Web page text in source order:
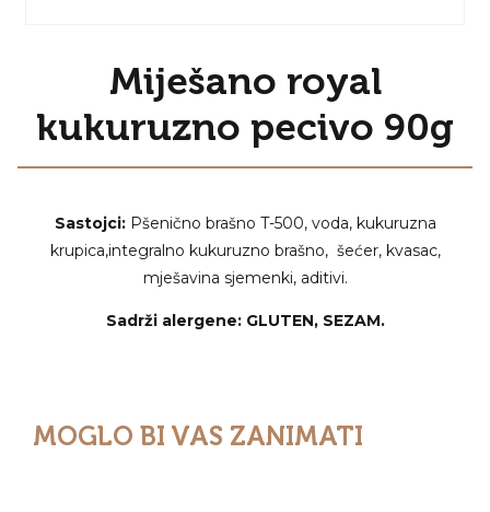
Miješano royal
kukuruzno pecivo 90g
Sastojci:Pšenično brašno T-500, voda, kukuruzna
krupica,integralno kukuruzno brašno, šećer, kvasac,
mješavina sjemenki, aditivi.
Sadrži alergene: GLUTEN, SEZAM.
MOGLO BI VAS ZANIMATI